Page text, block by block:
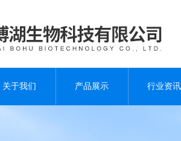
关于我们 产品展示 行业资讯